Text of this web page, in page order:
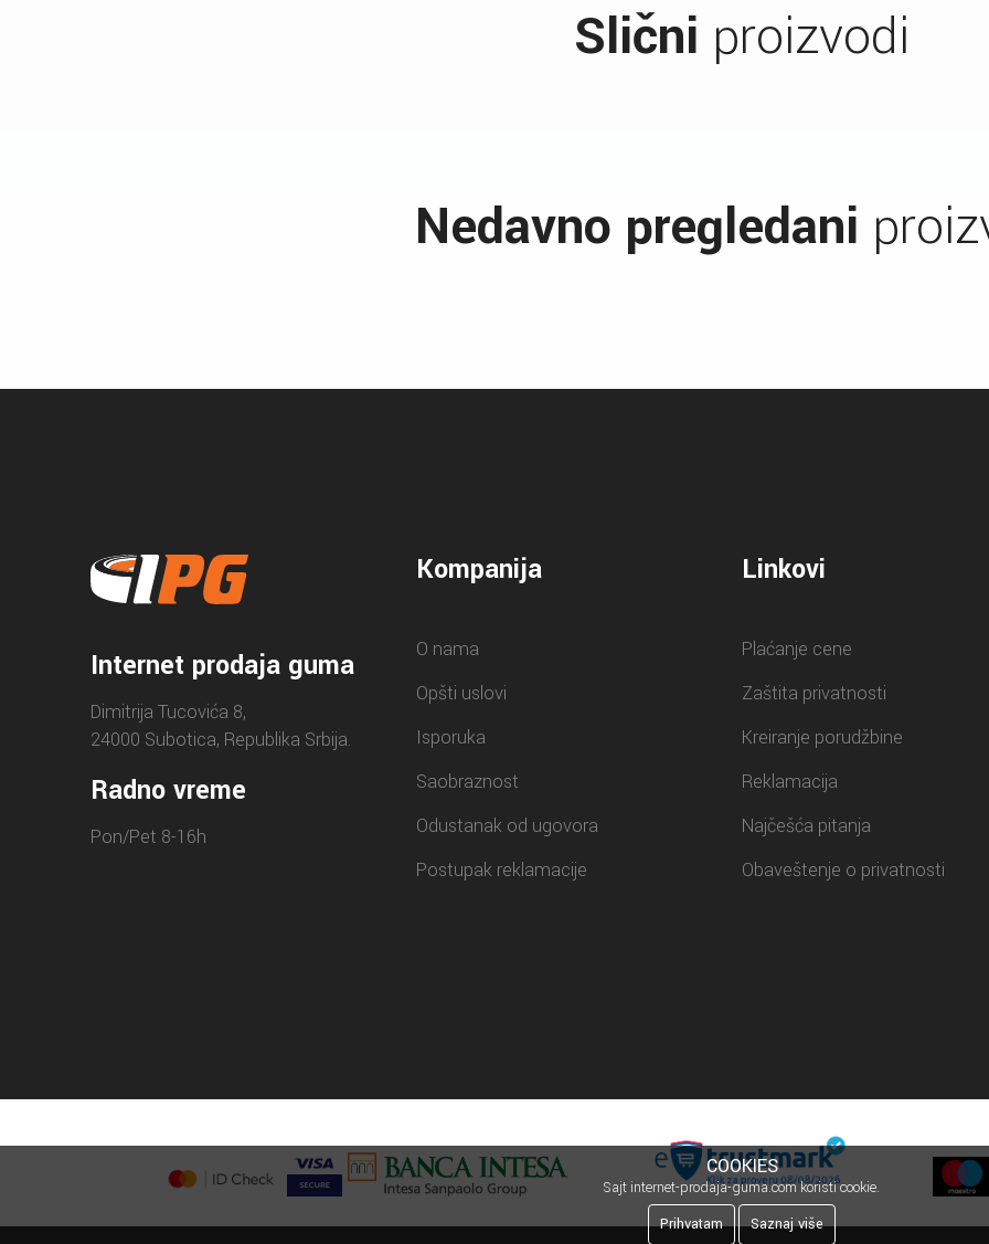
Slični proizvodi
Nedavno pregledani
Internet prodaja guma
Dimitrija Tucovića 8,
24000 Subotica, Republika Srbija.
Radno vreme
Pon/Pet 8-16h
Kompanija
O nama
Opšti uslovi
Isporuka
Saobraznost
Odustanak od ugovora
Postupak reklamacije
Linkovi
Plaćanje cene
Zaštita privatnosti
Kreiranje porudžbine
Reklamacija
Najčešća pitanja
Obaveštenje o privatnosti
COOKIES
Sajt internet-prodaja-guma.com koristi cookie.
Prihvatam
Saznaj više